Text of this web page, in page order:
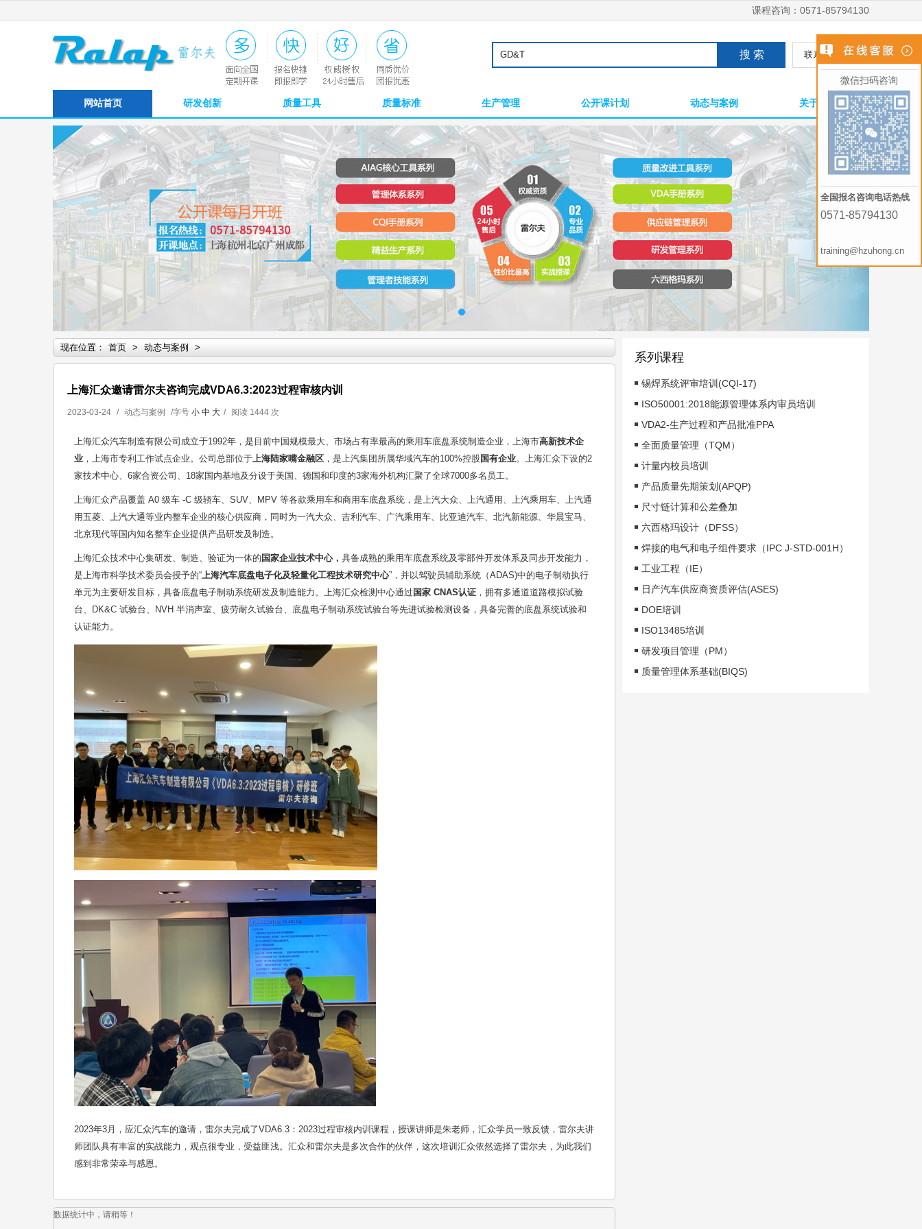
课程咨询： 0571-85794130
联系人工找课
网站首页 研发创新 质量工具 质量标准 生产管理 公开课计划 动态与案例 关于我们
现在位置： 首页 > 动态与案例 >
上海汇众邀请雷尔夫咨询完成VDA6.3:2023过程审核内训
2023-03-24 / 动态与案例 /字号 小 中 大 / 阅读 1444 次
上海汇众汽车制造有限公司成立于1992年，是目前中国规模最大、市场占有率最高的乘用车底盘系统制造企业，上海市高新技术企
业 ，上海市专利工作试点企业。公司总部位于上海陆家嘴金融区 ，是上汽集团所属华域汽车的100%控股国有企业。上海汇众下设的2
家技术中心、6家合资公司、18家国内基地及分设于美国、德国和印度的3家海外机构汇聚了全球7000多名员工。
上海汇众产品覆盖 A0 级车 -C 级轿车、SUV、MPV 等各款乘用车和商用车底盘系统，是上汽大众、上汽通用、上汽乘用车、上汽通
用五菱、上汽大通等业内整车企业的核心供应商，同时为一汽大众、吉利汽车、广汽乘用车、比亚迪汽车、北汽新能源、华晨宝马、
北京现代等国内知名整车企业提供产品研发及制造。
上海汇众技术中心集研发、制造、验证为一体的 国家企业技术中心， 具备成熟的乘用车底盘系统及零部件开发体系及同步开发能力，
是上海市科学技术委员会授予的“上海汽车底盘电子化及轻量化工程技术研究中心”，并以驾驶员辅助系统（ADAS)中的电子制动执行
单元为主要研发目标，具备底盘电子制动系统研发及制造能力。上海汇众检测中心通过 国家 CNAS认证 ，拥有多通道道路模拟试验
台、DK&C 试验台、NVH 半消声室、疲劳耐久试验台、底盘电子制动系统试验台等先进试验检测设备，具备完善的底盘系统试验和
认证能力。
2023年3月，应汇众汽车的邀请，雷尔夫完成了VDA6.3：2023过程审核内训课程，授课讲师是朱老师，汇众学员一致反馈，雷尔夫讲
师团队具有丰富的实战能力，观点很专业，受益匪浅。汇众和雷尔夫是多次合作的伙伴，这次培训汇众依然选择了雷尔夫，为此我们
感到非常荣幸与感恩。
数据统计中，请稍等！
系列课程
锡焊系统评审培训(CQI-17)
ISO50001:2018能源管理体系内审员培训
VDA2-生产过程和产品批准PPA
全面质量管理（TQM）
计量内校员培训
产品质量先期策划(APQP)
尺寸链计算和公差叠加
六西格玛设计（DFSS）
焊接的电气和电子组件要求（IPC J-STD-001H）
工业工程（IE）
日产汽车供应商资质评估(ASES)
DOE培训
ISO13485培训
研发项目管理（PM）
质量管理体系基础(BIQS)
微信扫码咨询
全国报名咨询电话热线
0571-85794130
training@hzuhong.cn